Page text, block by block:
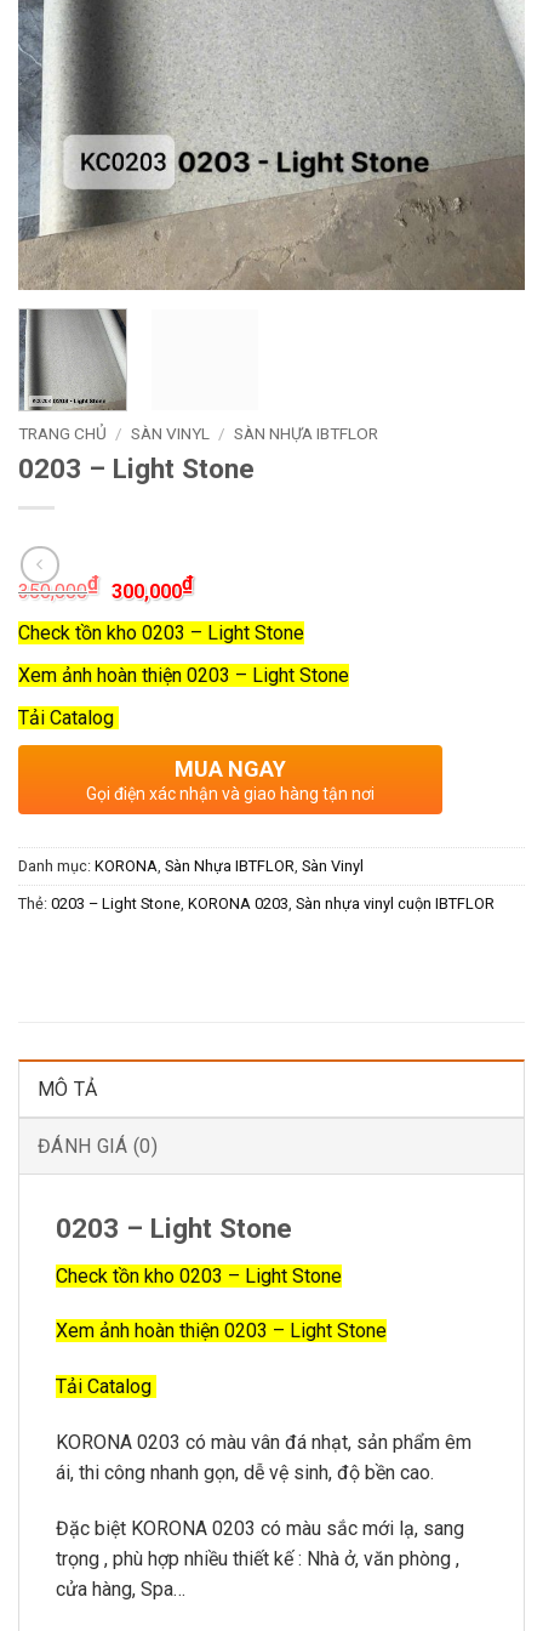
TRANG CHỦ / SÀN VINYL / SÀN NHỰA IBTFLOR
0203 – Light Stone
350,000₫ Giá
gốc
là:
350,000₫.
300,000₫Giá
hiện
tại
là:
300,000₫.
Check tồn kho 0203 – Light Stone
Xem ảnh hoàn thiện 0203 – Light Stone
Tải Catalog
MUA NGAY
Gọi điện xác nhận và giao hàng tận nơi
Danh mục: KORONA Sàn Nhựa IBTFLOR Sàn Vinyl
Thẻ: 0203 – Light Stone KORONA 0203 Sàn nhựa vinyl cuộn IBTFLOR
MÔ TẢ
ĐÁNH GIÁ (0)
0203 – Light Stone
Check tồn kho 0203 – Light Stone
Xem ảnh hoàn thiện 0203 – Light Stone
Tải Catalog
KORONA 0203 có màu vân đá nhạt, sản phẩm êm
ái, thi công nhanh gọn, dễ vệ sinh, độ bền cao.
Đặc biệt KORONA 0203 có màu sắc mới lạ, sang
trọng , phù hợp nhiều thiết kế : Nhà ở, văn phòng ,
cửa hàng, Spa…